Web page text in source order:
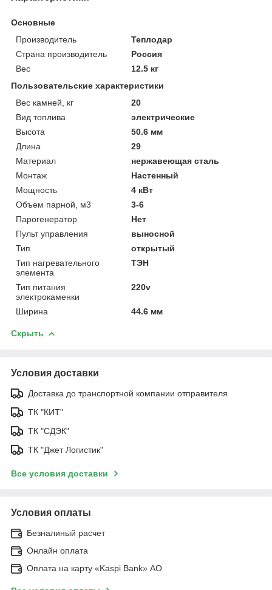
Основные
Производитель
Теплодар
Страна производитель
Россия
Вес
12.5 кг
Пользовательские характеристики
Вес камней, кг
20
Вид топлива
электрические
Высота
50.6 мм
Длина
29
Материал
нержавеющая сталь
Монтаж
Настенный
Мощность
4 кВт
Объем парной, м3
3-6
Парогенератор
Нет
Пульт управления
выносной
Тип
открытый
Тип нагревательного
элемента
ТЭН
Тип питания
электрокаменки
220v
Ширина 44.6 мм
Скрыть
Условия доставки
Доставка до транспортной компании отправителя
ТК "КИТ"
ТК "СДЭК"
ТК "Джет Логистик"
Все условия доставки
Условия оплаты
Безналиный расчет
Онлайн оплата
Оплата на карту «Kaspi Bank» АО